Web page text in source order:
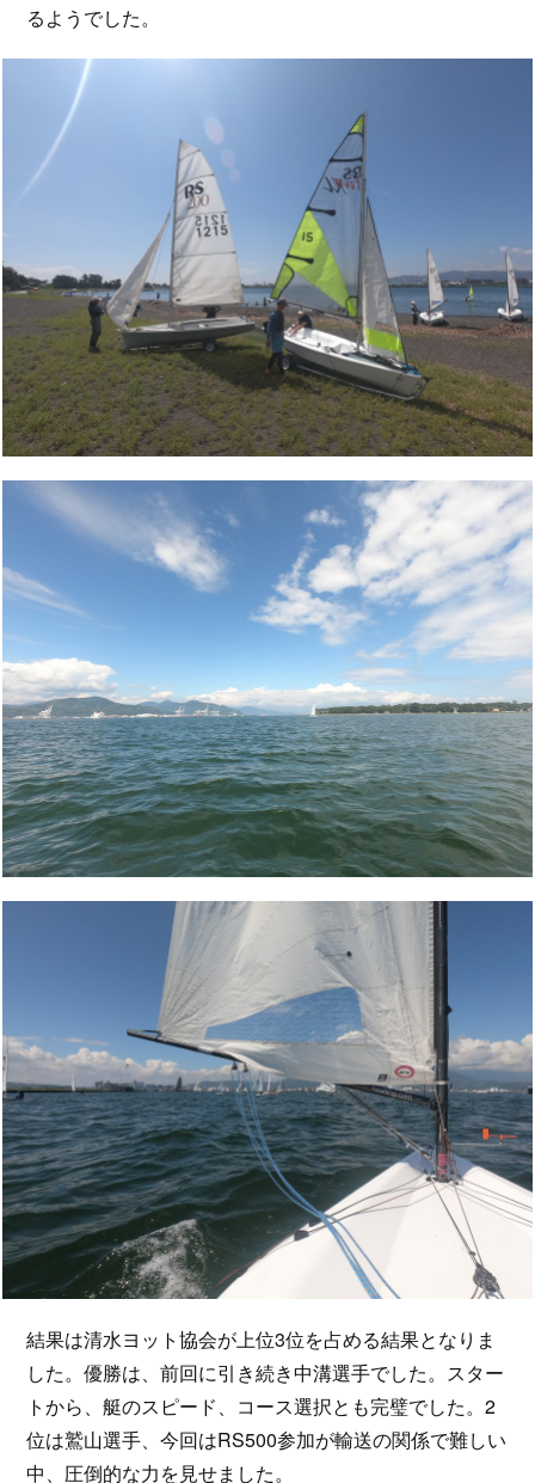
るようでした。
結果は清水ヨット協会が上位3位を占める結果となりま
した。優勝は、前回に引き続き中溝選手でした。スター
トから、艇のスピード、コース選択とも完璧でした。2
位は鷲山選手、今回はRS500参加が輸送の関係で難しい
中、圧倒的な力を見せました。